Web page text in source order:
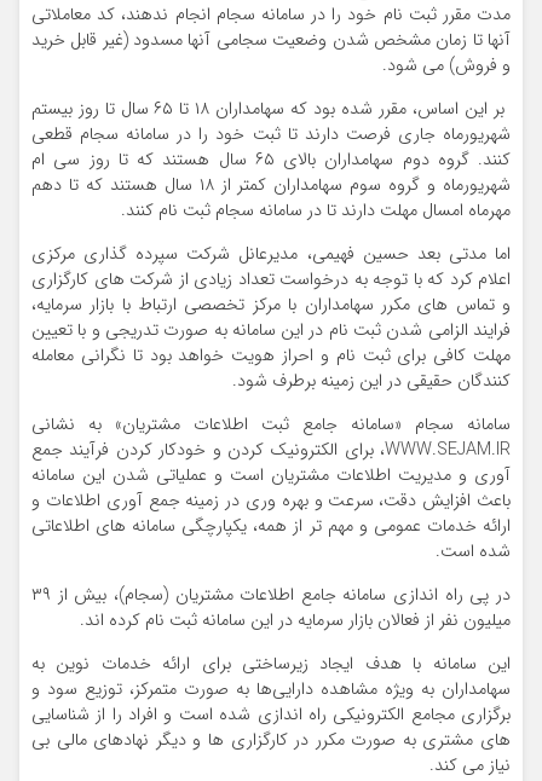
مدت مقرر ثبت نام خود را در سامانه سجام انجام ندهند، کد معاملاتی
آنها تا زمان مشخص شدن وضعیت سجامی آنها مسدود (غیر قابل خرید
و فروش) می شود.
بر این اساس، مقرر شده بود که سهامداران ۱۸ تا ۶۵ سال تا روز بیستم
شهریورماه جاری فرصت دارند تا ثبت خود را در سامانه سجام قطعی
کنند. گروه دوم سهامداران بالای ۶۵ سال هستند که تا روز سی ام
شهریورماه و گروه سوم سهامداران کمتر از ۱۸ سال هستند که تا دهم
مهرماه امسال مهلت دارند تا در سامانه سجام ثبت نام کنند.
اما مدتی بعد حسین فهیمی، مدیرعانل شرکت سپرده گذاری مرکزی
اعلام کرد که با توجه به درخواست تعداد زیادی از شرکت های کارگزاری
و تماس های مکرر سهامداران با مرکز تخصصی ارتباط با بازار سرمایه،
فرایند الزامی شدن ثبت نام در این سامانه به صورت تدریجی و با تعیین
مهلت کافی برای ثبت نام و احراز هویت خواهد بود تا نگرانی معامله
کنندگان حقیقی در این زمینه برطرف شود.
سامانه سجام «سامانه جامع ثبت اطلاعات مشتریان» به نشانی
WWW.SEJAM.IR، برای الکترونیک کردن و خودکار کردن فرآیند جمع
آوری و مدیریت اطلاعات مشتریان است و عملیاتی شدن این سامانه
باعث افزایش دقت، سرعت و بهره وری در زمینه جمع آوری اطلاعات و
ارائه خدمات عمومی و مهم تر از همه، یکپارچگی سامانه های اطلاعاتی
شده است.
در پی راه اندازی سامانه جامع اطلاعات مشتریان (سجام)، بیش از ۳۹
میلیون نفر از فعالان بازار سرمایه در این سامانه ثبت نام کرده اند.
این سامانه با هدف ایجاد زیرساختی برای ارائه خدمات نوین به
سهامداران به ویژه مشاهده دارایی‌ها به صورت متمرکز، توزیع سود و
برگزاری مجامع الکترونیکی راه اندازی شده است و افراد را از شناسایی
های مشتری به صورت مکرر در کارگزاری ها و دیگر نهادهای مالی بی
نیاز می کند.